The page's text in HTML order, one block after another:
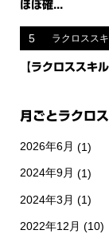
ほぼ確...
5 ラクロスス
【ラクロススキ
月ごとラクロ
2026年6月 (1)
2024年9月 (1)
2024年3月 (1)
2022年12月 (10)